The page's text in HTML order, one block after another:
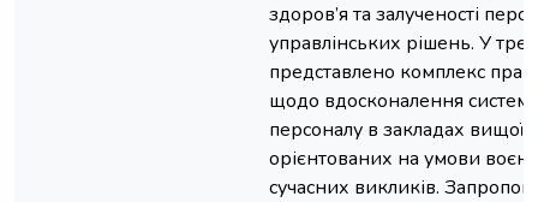
здоров’я та залученості
управлінських рішень. У
представлено комплекс
щодо вдосконалення
персоналу в закладах вищої
орієнтованих на умови
сучасних викликів.